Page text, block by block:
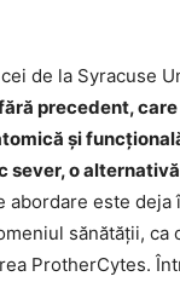
de la Syracuse
precedent,
şi
sever, o
abordare este deja
sănătăţii, ca
ProtherCytes.